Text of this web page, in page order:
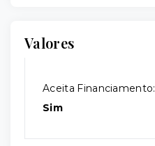
Valores
Aceita Financiamento:
Sim